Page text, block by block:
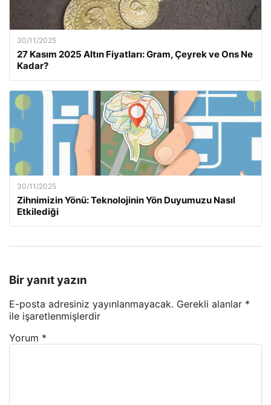
30/11/2025
27 Kasım 2025 Altın Fiyatları: Gram, Çeyrek ve Ons Ne
Kadar?
30/11/2025
Zihnimizin Yönü: Teknolojinin Yön Duyumuzu Nasıl
Etkilediği
Bir yanıt yazın
E-posta adresiniz yayınlanmayacak. Gerekli alanlar *
ile işaretlenmişlerdir
Yorum *